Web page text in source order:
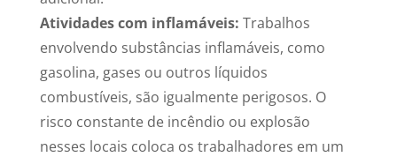
Atividades com inflamáveis: Trabalhos
envolvendo substâncias inflamáveis, como
gasolina, gases ou outros líquidos
combustíveis, são igualmente perigosos. O
risco constante de incêndio ou explosão
nesses locais coloca os trabalhadores em um